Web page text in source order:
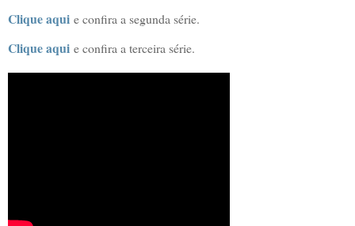
Clique aqui e confira a segunda série.
Clique aqui e confira a terceira série.